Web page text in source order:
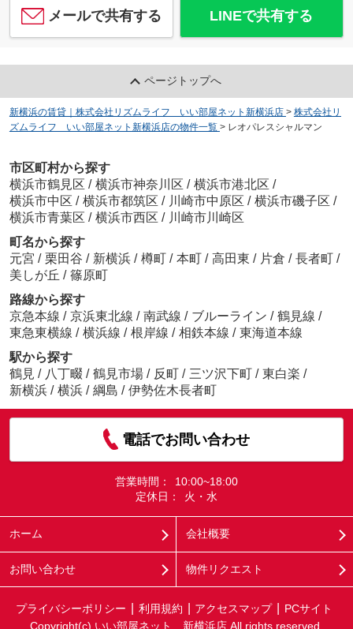
メールで共有する LINEで共有する
ページトップへ
新横浜の賃貸｜株式会社リズムライフ いい部屋ネット新横浜店 > 株式会社リ
ズムライフ いい部屋ネット新横浜店の物件一覧 > レオパレスシャルマン
市区町村から探す
横浜市鶴見区 / 横浜市神奈川区 / 横浜市港北区 /
横浜市中区 / 横浜市都筑区 / 川崎市中原区 / 横浜市磯子区 /
横浜市青葉区 / 横浜市西区 / 川崎市川崎区
町名から探す
元宮 / 栗田谷 / 新横浜 / 樽町 / 本町 / 高田東 / 片倉 / 長者町 /
美しが丘 / 篠原町
路線から探す
京急本線 / 京浜東北線 / 南武線 / ブルーライン / 鶴見線 /
東急東横線 / 横浜線 / 根岸線 / 相鉄本線 / 東海道本線
駅から探す
鶴見 / 八丁畷 / 鶴見市場 / 反町 / 三ツ沢下町 / 東白楽 /
新横浜 / 横浜 / 綱島 / 伊勢佐木長者町
電話でお問い合わせ
営業時間：
10:00~18:00
定休日：
火・水
ホーム 会社概要
お問い合わせ 物件リクエスト
プライバシーポリシー 利用規約 アクセスマップ
PCサイト
Copyright(c) いい部屋ネット 新横浜店 All rights reserved.